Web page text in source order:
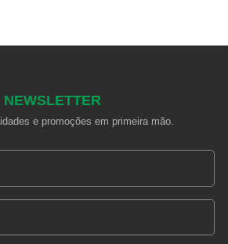
NEWSLETTER
e promoções em primeira mão.